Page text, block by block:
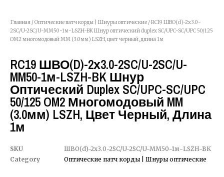
Главная /Оптические патч корды | Шнуры оптические / RC19 ШВО(d)-2х3.0-
2SC/U-2SC/U-MM50-1м-LSZH-BK Шнур оптический duplex SC/UPC-SC/UPC 50/125
OM2 многомодовый MM (3.0мм) LSZH, цвет черный, длина 1м
RC19 ШВО(d)-2х3.0-2SC/U-2SC/U-
MM50-1м-LSZH-BK Шнур
Оптический Duplex SC/UPC-SC/UPC
50/125 OM2 Многомодовый MM
(3.0мм) LSZH, Цвет Черный, Длина
1м
SKU
ШВО(d)-2х3.0-2SC/U-2SC/U-MM50-1м-LSZH-BK
Category
Оптические патч корды | Шнуры оптические